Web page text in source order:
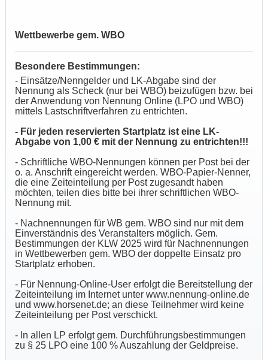
Wettbewerbe gem. WBO
Besondere Bestimmungen:
- Einsätze/Nenngelder und LK-Abgabe sind der
Nennung als Scheck (nur bei WBO) beizufügen bzw. bei
der Anwendung von Nennung Online (LPO und WBO)
mittels Lastschriftverfahren zu entrichten.
- Für jeden reservierten Startplatz ist eine LK-
Abgabe von 1,00 € mit der Nennung zu entrichten!!!
- Schriftliche WBO-Nennungen können per Post bei der
o. a. Anschrift eingereicht werden. WBO-Papier-Nenner,
die eine Zeiteinteilung per Post zugesandt haben
möchten, teilen dies bitte bei ihrer schriftlichen WBO-
Nennung mit.
- Nachnennungen für WB gem. WBO sind nur mit dem
Einverständnis des Veranstalters möglich. Gem.
Bestimmungen der KLW 2025 wird für Nachnennungen
in Wettbewerben gem. WBO der doppelte Einsatz pro
Startplatz erhoben.
- Für Nennung-Online-User erfolgt die Bereitstellung der
Zeiteinteilung im Internet unter www.nennung-online.de
und www.horsenet.de; an diese Teilnehmer wird keine
Zeiteinteilung per Post verschickt.
- In allen LP erfolgt gem. Durchführungsbestimmungen
zu § 25 LPO eine 100 % Auszahlung der Geldpreise.